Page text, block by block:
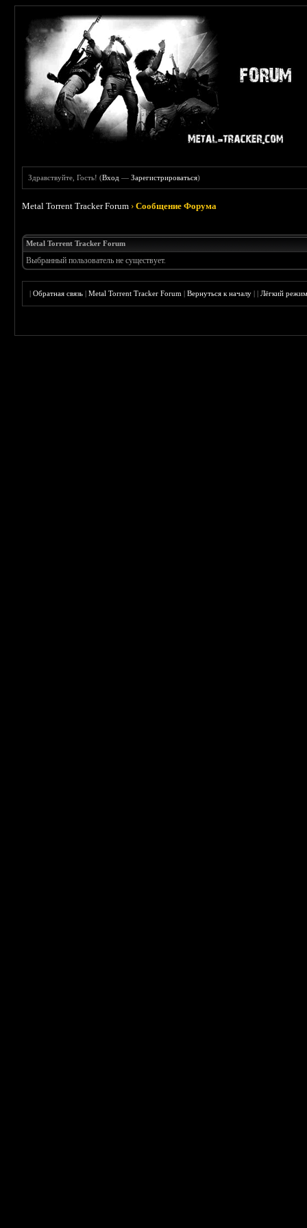
Здравствуйте, Гость! (Вход —Зарегистрироваться)
Metal Torrent Tracker Forum ›Сообщение Форума
Metal Torrent Tracker Forum
Выбранный пользователь не существует.
|Обратная связь |Metal Torrent Tracker Forum |Вернуться к началу ||Лёгкий